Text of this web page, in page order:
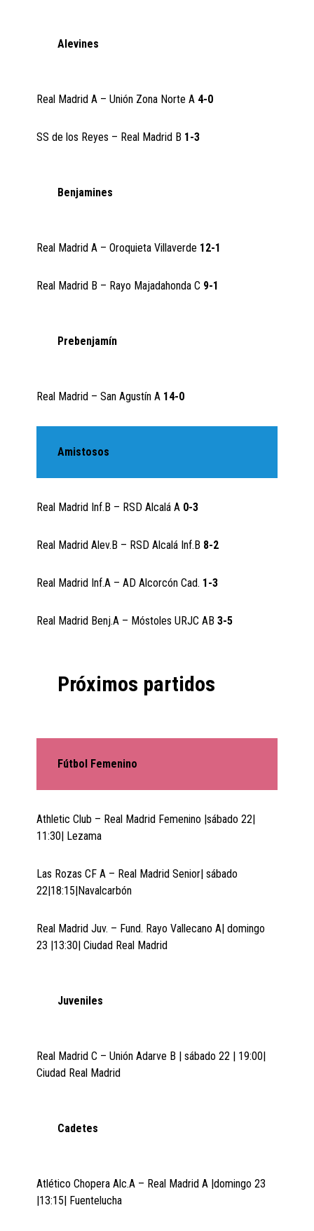
Alevines
Real Madrid A – Unión Zona Norte A 4-0
SS de los Reyes – Real Madrid B 1-3
Benjamines
Real Madrid A – Oroquieta Villaverde 12-1
Real Madrid B – Rayo Majadahonda C 9-1
Prebenjamín
Real Madrid – San Agustín A 14-0
Amistosos
Real Madrid Inf.B – RSD Alcalá A 0-3
Real Madrid Alev.B – RSD Alcalá Inf.B 8-2
Real Madrid Inf.A – AD Alcorcón Cad. 1-3
Real Madrid Benj.A – Móstoles URJC AB3-5
Próximos partidos
Fútbol Femenino
Athletic Club – Real Madrid Femenino |sábado 22|
11:30| Lezama
Las Rozas CF A – Real Madrid Senior| sábado
22|18:15|Navalcarbón
Real Madrid Juv. – Fund. Rayo Vallecano A| domingo
23 |13:30| Ciudad Real Madrid
Juveniles
Real Madrid C – Unión Adarve B | sábado 22 | 19:00|
Ciudad Real Madrid
Cadetes
Atlético Chopera Alc.A – Real Madrid A |domingo 23
|13:15| Fuentelucha